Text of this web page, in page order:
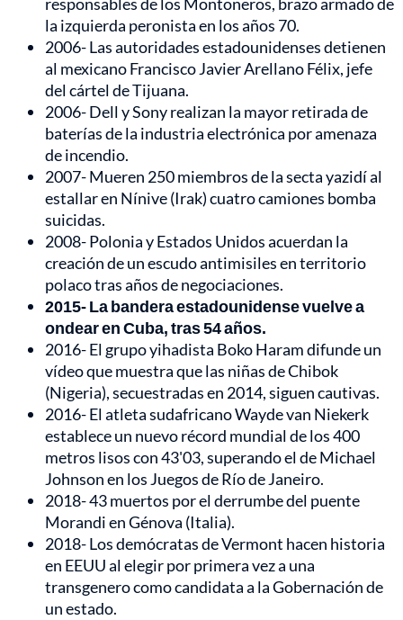
la izquierda peronista en los años 70.
2006- Las autoridades estadounidenses detienen
al mexicano Francisco Javier Arellano Félix, jefe
del cártel de Tijuana.
2006- Dell y Sony realizan la mayor retirada de
baterías de la industria electrónica por amenaza
de incendio.
2007- Mueren 250 miembros de la secta yazidí al
estallar en Nínive (Irak) cuatro camiones bomba
suicidas.
2008- Polonia y Estados Unidos acuerdan la
creación de un escudo antimisiles en territorio
polaco tras años de negociaciones.
2015- La bandera estadounidense vuelve a
ondear en Cuba, tras 54 años.
2016- El grupo yihadista Boko Haram difunde un
vídeo que muestra que las niñas de Chibok
(Nigeria), secuestradas en 2014, siguen cautivas.
2016- El atleta sudafricano Wayde van Niekerk
establece un nuevo récord mundial de los 400
metros lisos con 43'03, superando el de Michael
Johnson en los Juegos de Río de Janeiro.
2018- 43 muertos por el derrumbe del puente
Morandi en Génova (Italia).
2018- Los demócratas de Vermont hacen historia
en EEUU al elegir por primera vez a una
transgenero como candidata a la Gobernación de
un estado.